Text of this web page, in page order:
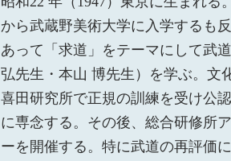
から武蔵野美術大学に入学するも
あって「求道」をテーマにして武
弘先生・本山 博先生）を学ぶ。文
喜田研究所で正規の訓練を受け公
に専念する。その後、総合研修所
ーを開催する。特に武道の再評価